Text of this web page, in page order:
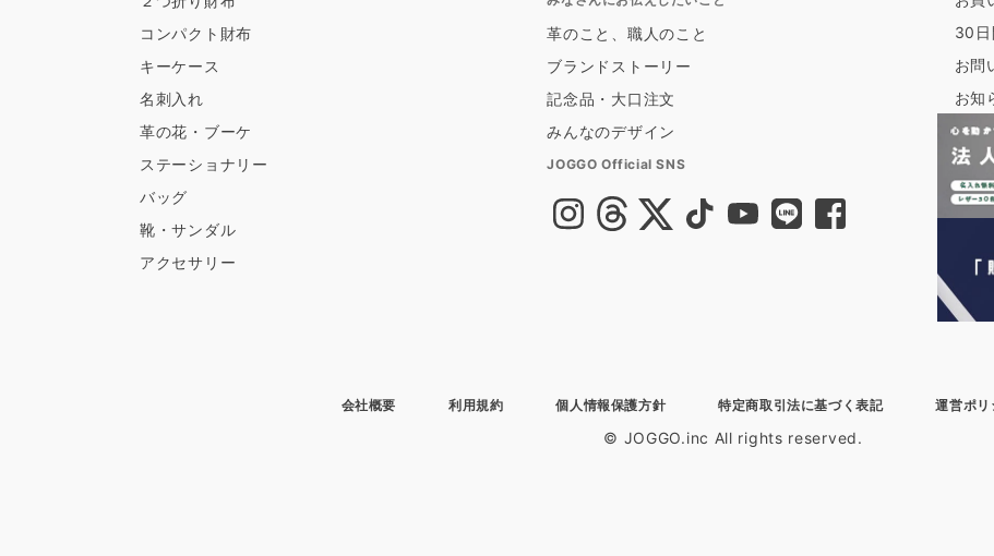
コンパクト財布
キーケース
名刺入れ
革の花・ブーケ
ステーショナリー
バッグ
靴・サンダル
アクセサリー
革のこと、職人のこと
ブランドストーリー
記念品・大口注文
みんなのデザイン
JOGGO Official SNS
30日
お問
お知
会社概要 利用規約 個人情報保護方針 特定商取引法に基づく表記 運営ポリ
© JOGGO.inc All rights reserved.